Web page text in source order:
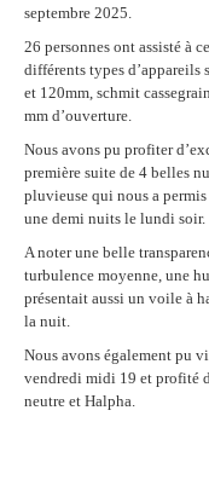
septembre 2025.
26 personnes ont assisté à
différents types d’appareils
et 120mm, schmit
mm d’ouverture.
Nous avons pu profiter
première suite de 4 belles
pluvieuse qui nous a
une demi nuits le lundi soir.
A noter une belle
turbulence moyenne, une
présentait aussi un voile à
la nuit.
Nous avons également pu
vendredi midi 19 et profité
neutre et Halpha.